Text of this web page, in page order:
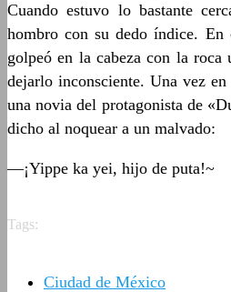
Cuando estuvo lo bastante
hombro con su dedo índice.
golpeó en la cabeza con la roca
dejarlo inconsciente. Una vez
una novia del protagonista de
dicho al noquear a un malvado:
—¡Yippe ka yei, hijo de puta!~
Tags:
Ciudad de México